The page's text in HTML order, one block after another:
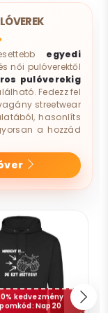
egyedi
női pulóverektől
pulóverekig
Fedezz fel
streetwear
hasonlíts
a hozzád
kedvezmény
Nap20